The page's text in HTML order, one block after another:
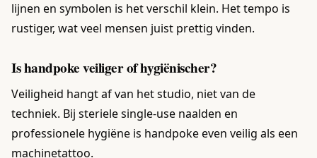
lijnen en symbolen is het verschil klein. Het tempo is
rustiger, wat veel mensen juist prettig vinden.
Is handpoke veiliger of hygiënischer?
Veiligheid hangt af van het studio, niet van de
techniek. Bij steriele single-use naalden en
professionele hygiëne is handpoke even veilig als een
machinetattoo.